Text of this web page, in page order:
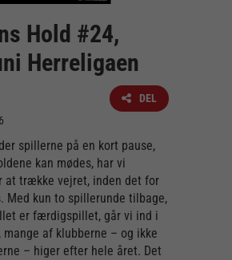
Hold #24,
Herreligaen
DEL
spillerne på en kort pause,
kan mødes, har vi
at trække vejret, inden det for
Med kun to spillerunde tilbage,
er færdigspillet, går vi ind i
mange af klubberne – og ikke
– higer efter hele året. Det